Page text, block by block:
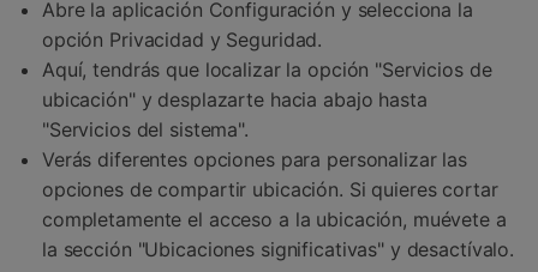
Abre la aplicación Configuración y selecciona la
opción Privacidad y Seguridad.
Aquí, tendrás que localizar la opción "Servicios de
ubicación" y desplazarte hacia abajo hasta
"Servicios del sistema".
Verás diferentes opciones para personalizar las
opciones de compartir ubicación. Si quieres cortar
completamente el acceso a la ubicación, muévete a
la sección "Ubicaciones significativas" y desactívalo.